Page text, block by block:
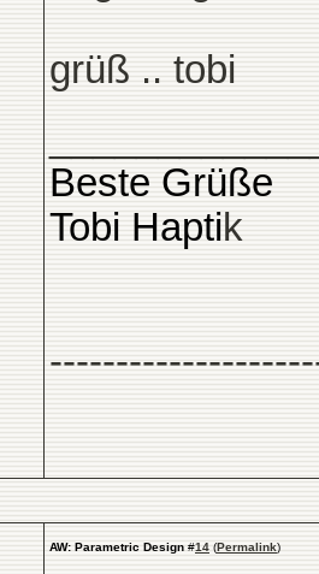
grüß .. tobi
Beste Grüße
Tobi Haptik
AW: Parametric Design #14 (Permalink)